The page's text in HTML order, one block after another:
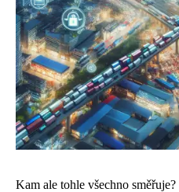
Kam ale tohle všechno směřuje?